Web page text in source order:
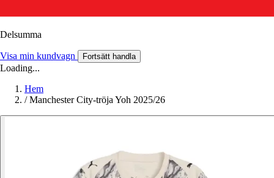
Delsumma
Visa min kundvagn Fortsätt handla
Loading...
Hem
/ Manchester City-tröja Yoh 2025/26